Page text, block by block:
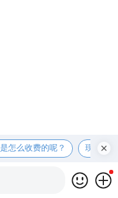
怎么收费的呢？ 现在有